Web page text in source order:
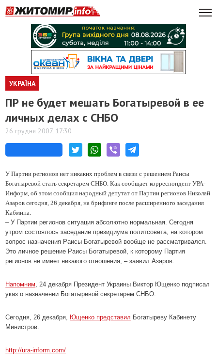
УКРАЇНА
ПР не будет мешать Богатыревой в ее
личных делах с СНБО
26 грудня 2007, 17:30
У Партии регионов нет никаких проблем в связи с решением Раисы
Богатыревой стать секретарем СНБО. Как сообщает корреспондент УРА-
Информ, об этом сообщил народный депутат от Партии регионов Николай
Азаров сегодня, 26 декабря, на брифинге после расширенного заседания
Кабмина.
– У Партии регионов ситуация абсолютно нормальная. Сегодня
утром состоялось заседание президиума политсовета, на котором
вопрос назначения Раисы Богатыревой вообще не рассматривался.
Это личное решение Раисы Богатыревой, к которому Партия
регионов не имеет никакого отношения, – заявил Азаров.
Напомним, 24 декабря Президент Украины Виктор Ющенко подписал
указ о назначении Богатыревой секретарем СНБО.
Сегодня, 26 декабря, Ющенко представил Богатыреву Кабинету
Министров.
http://ura-inform.com/